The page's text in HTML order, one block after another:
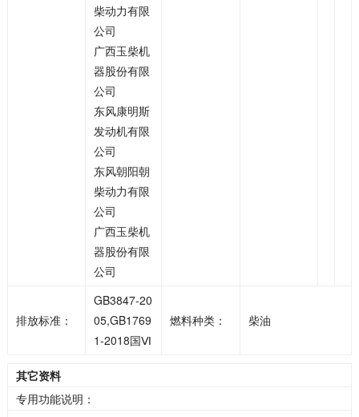
柴动力有限
公司
广西玉柴机
器股份有限
公司
东风康明斯
发动机有限
公司
东风朝阳朝
柴动力有限
公司
广西玉柴机
器股份有限
公司
排放标准：
GB3847-20
05,GB1769
1-2018国Ⅵ
燃料种类： 柴油
其它资料
专用功能说明：